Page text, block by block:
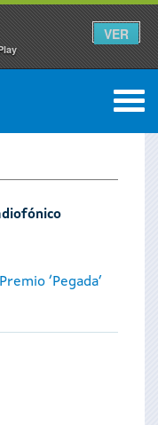
VER
0
‘Pegada’